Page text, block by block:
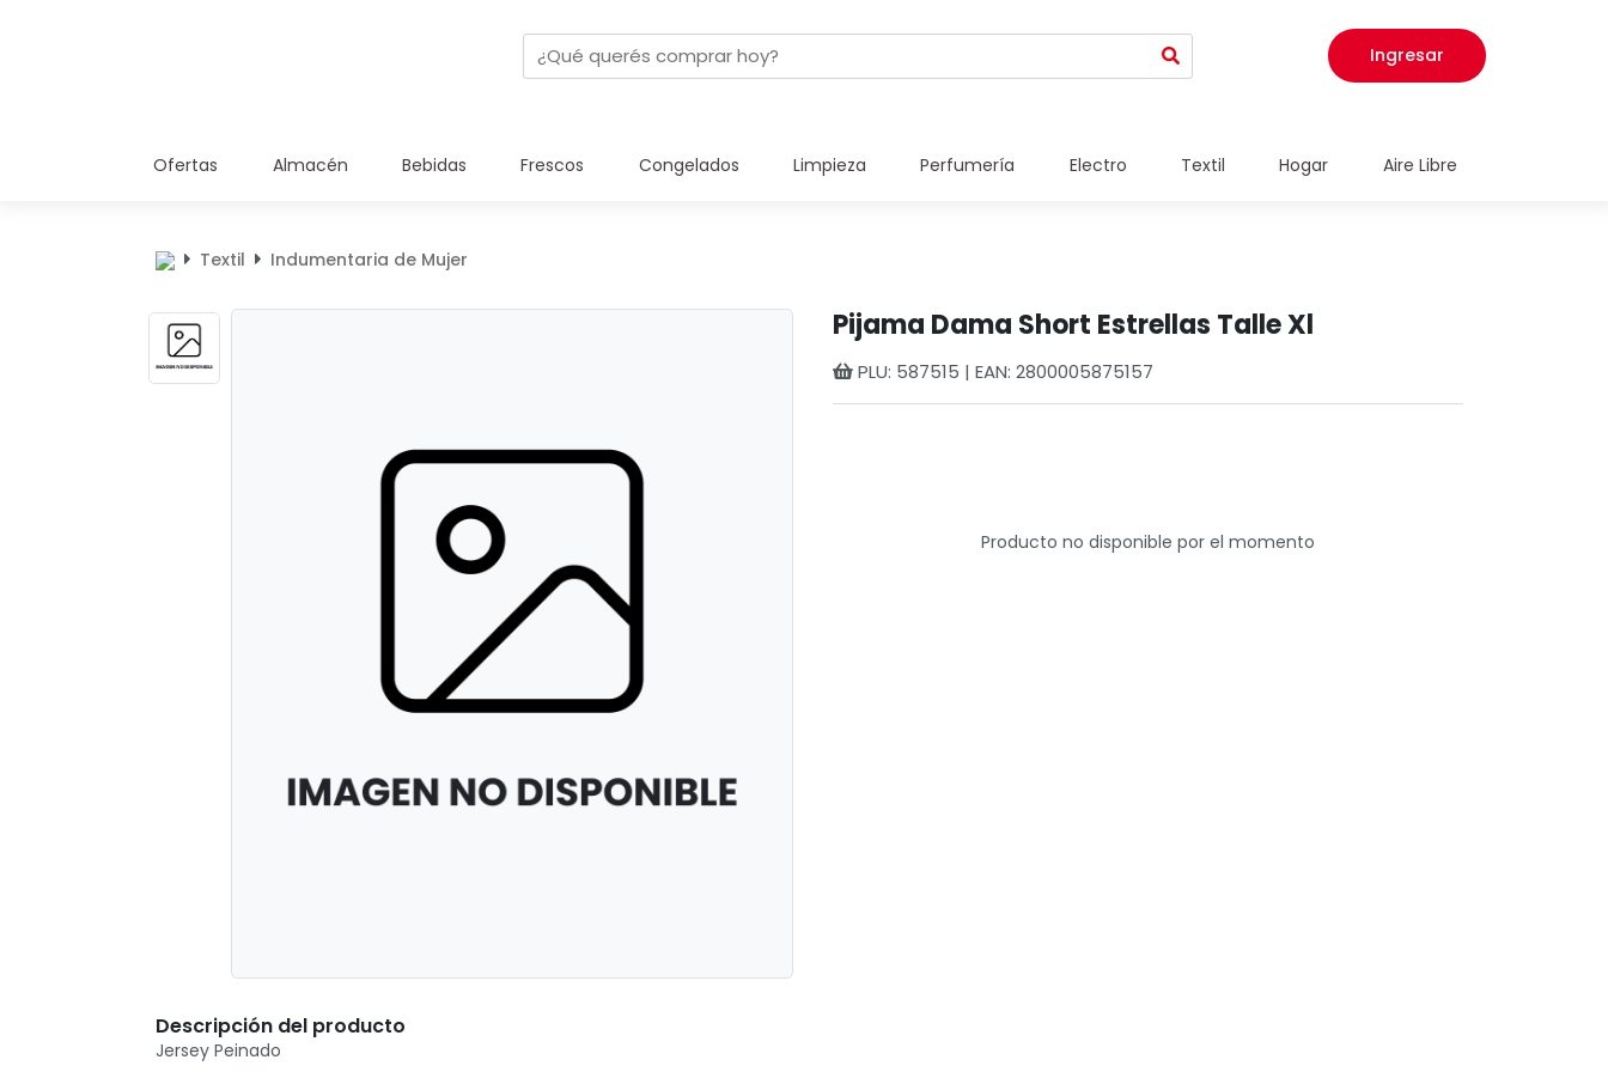
Ingresar
Ofertas Almacén Bebidas Frescos Congelados Limpieza Perfumería Electro Textil Hogar Aire Libre
Textil Indumentaria de Mujer
Pijama Dama Short Estrellas Talle Xl
PLU: 587515 | EAN: 2800005875157
Producto no disponible por el momento
Descripción del producto
Jersey Peinado